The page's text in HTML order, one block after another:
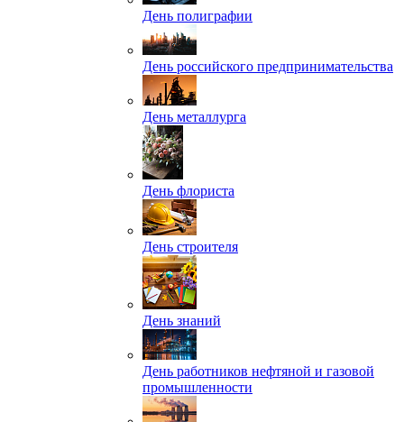
День полиграфии
День российского предпринимательства
День металлурга
День флориста
День строителя
День знаний
День работников нефтяной и газовой
промышленности